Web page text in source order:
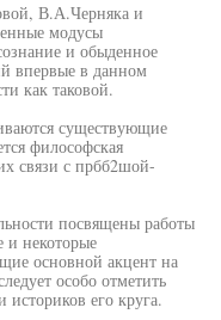
В.А.Черняка и
модусы
и обыденное
впервые в данном
как таковой.
существующие
философская
связи с прбб2шой-
посвящены работы
и некоторые
основной акцент на
особо отметить
его круга.